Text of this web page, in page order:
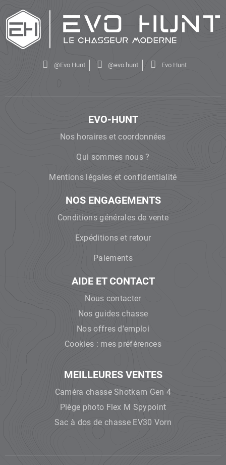
@Evo Hunt @evo.hunt Evo Hunt
EVO-HUNT
Nos horaires et coordonnées
Qui sommes nous ?
Mentions légales et confidentialité
NOS ENGAGEMENTS
Conditions générales de vente
Expéditions et retour
Paiements
AIDE ET CONTACT
Nous contacter
Nos guides chasse
Nos offres d'emploi
Cookies : mes préférences
MEILLEURES VENTES
Caméra chasse Shotkam Gen 4
Piège photo Flex M Spypoint
Sac à dos de chasse EV30 Vorn